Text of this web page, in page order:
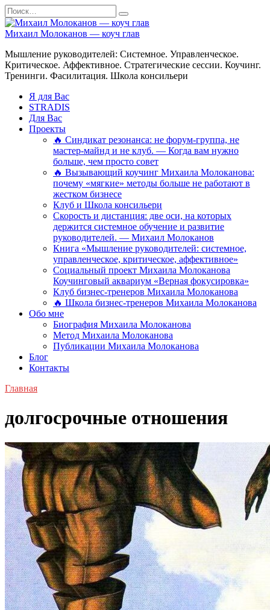
Перейти
к
содержанию
Search
for:
Михаил Молоканов — коуч глав
Мышление руководителей: Системное. Управленческое.
Критическое. Аффективное. Стратегические сессии. Коучинг.
Тренинги. Фасилитация. Школа консильери
Я для Вас
STRADIS
Для Вас
Проекты
🔥 Синдикат резонанса: не форум-группа, не
мастер-майнд и не клуб. — Когда вам нужно
больше, чем просто совет
🔥 Вызывающий коучинг Михаила Молоканова:
почему «мягкие» методы больше не работают в
жестком бизнесе
Клуб и Школа консильери
Скорость и дистанция: две оси, на которых
держится системное обучение и развитие
руководителей. — Михаил Молоканов
Книга «Мышление руководителей: системное,
управленческое, критическое, аффективное»
Социальный проект Михаила Молоканова
Коучинговый аквариум «Верная фокусировка»
Клуб бизнес-тренеров Михаила Молоканова
🔥 Школа бизнес-тренеров Михаила Молоканова
Обо мне
Биография Михаила Молоканова
Метод Михаила Молоканова
Публикации Михаила Молоканова
Блог
Контакты
Главная
долгосрочные отношения